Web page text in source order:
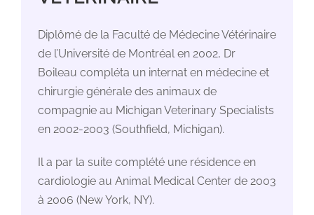
Diplômé de la Faculté de Médecine Vétérinaire
de l’Université de Montréal en 2002, Dr
Boileau compléta un internat en médecine et
chirurgie générale des animaux de
compagnie au Michigan Veterinary Specialists
en 2002-2003 (Southfield, Michigan).
Il a par la suite complété une résidence en
cardiologie au Animal Medical Center de 2003
à 2006 (New York, NY).